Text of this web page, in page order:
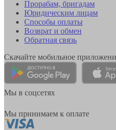
Прорабам, бригадам
Юридическим лицам
Способы оплаты
Возврат и обмен
Обратная связь
Скачайте мобильное
Мы в соцсетях
Мы принимаем к оплате